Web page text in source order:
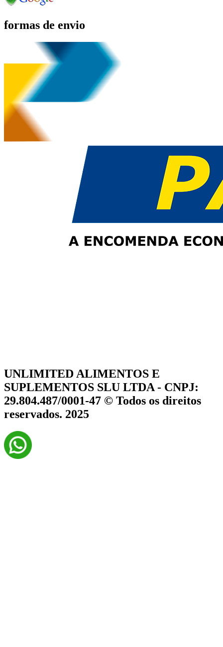
formas de envio
UNLIMITED ALIMENTOS E
SUPLEMENTOS SLU LTDA - CNPJ:
29.804.487/0001-47 © Todos os direitos
reservados. 2025